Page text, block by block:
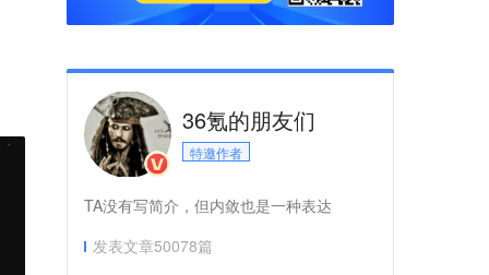
36氪的朋友们
特邀作者
TA没有写简介，但内敛也是一种表达
发表文章50078篇